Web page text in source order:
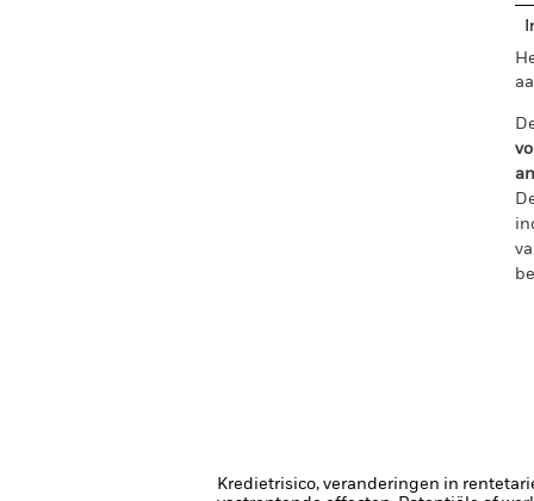
Kredietrisico, veranderingen in